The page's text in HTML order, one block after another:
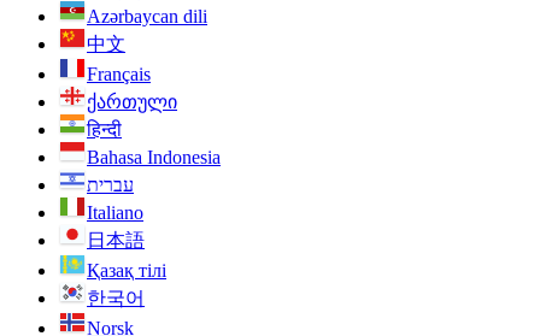
Azərbaycan dili
中文
Français
ქართული
हिन्दी
Bahasa Indonesia
עברית
Italiano
日本語
Қазақ тілі
한국어
Norsk